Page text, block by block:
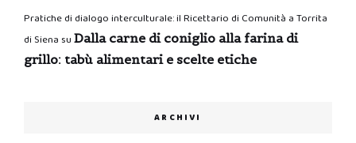
Pratiche di dialogo interculturale: il Ricettario di Comunità a Torrita
di Siena su Dalla carne di coniglio alla farina di
grillo: tabù alimentari e scelte etiche
ARCHIVI